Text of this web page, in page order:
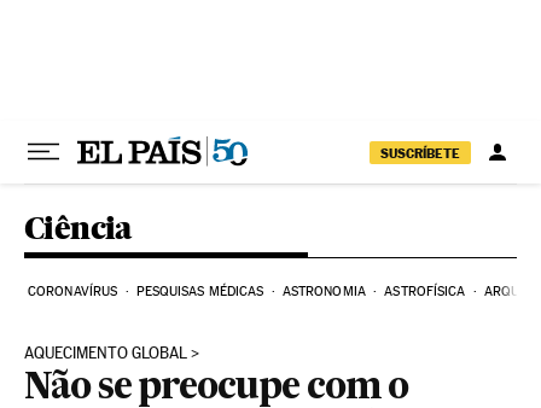
SUSCRÍBETE
Ciência
CORONAVÍRUS PESQUISAS MÉDICAS ASTRONOMIA ASTROFÍSICA
AQUECIMENTO GLOBAL
Não se preocupe com o